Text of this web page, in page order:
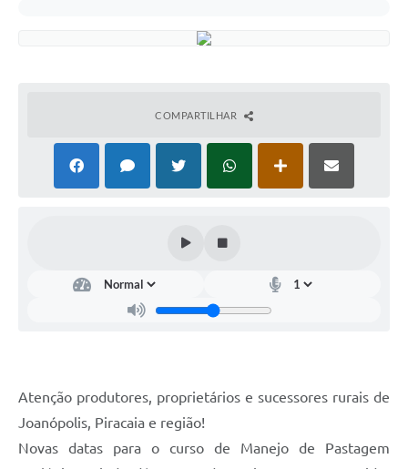
Carta de Serviços
COMPARTILHAR
Atenção produtores, proprietários e sucessores rurais de
Joanópolis, Piracaia e região!
Novas datas para o curso de Manejo de Pastagem